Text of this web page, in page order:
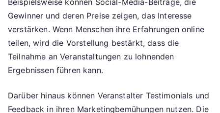
Beispielsweise können Social-Media-Beiträge, die
Gewinner und deren Preise zeigen, das Interesse
verstärken. Wenn Menschen ihre Erfahrungen online
teilen, wird die Vorstellung bestärkt, dass die
Teilnahme an Veranstaltungen zu lohnenden
Ergebnissen führen kann.
Darüber hinaus können Veranstalter Testimonials und
Feedback in ihren Marketingbemühungen nutzen. Die